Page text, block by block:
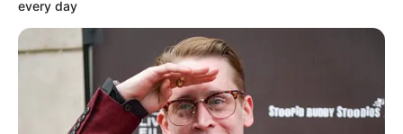
every day